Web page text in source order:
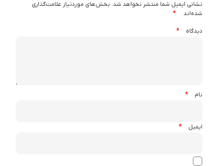
نشانی ایمیل شما منتشر نخواهد شد. بخش‌های موردنیاز علامت‌گذاری
شده‌اند
*
دیدگاه *
نام *
ایمیل *